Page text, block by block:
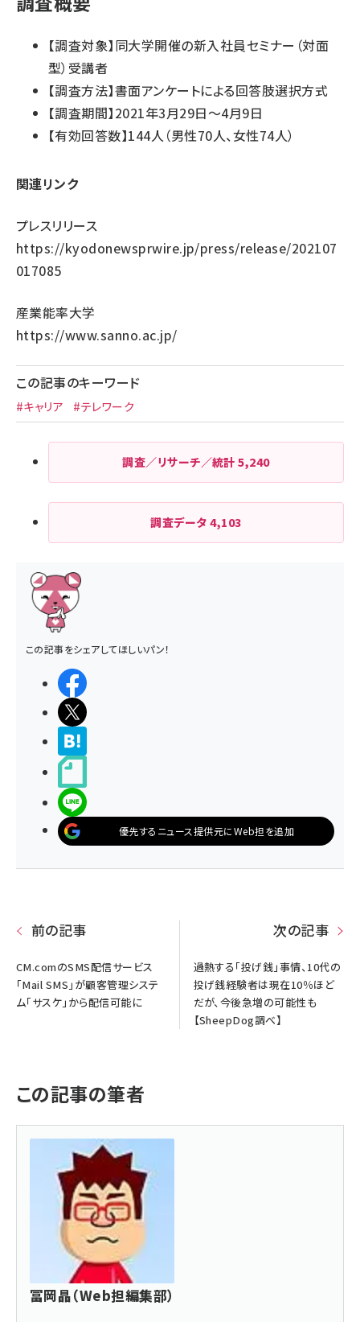
【調査対象】同大学開催の新入社員セミナー（対面
型）受講者
【調査方法】書面アンケートによる回答肢選択方式
【調査期間】2021年3月29日～4月9日
【有効回答数】144人（男性70人、女性74人）
関連リンク
プレスリリース
https://kyodonewsprwire.jp/press/release/202107
017085
産業能率大学
https://www.sanno.ac.jp/
この記事のキーワード
#キャリア #テレワーク
調査／リサーチ／統計5,240
調査データ4,103
この記事をシェアしてほしいパン！
優先するニュース提供元にWeb担を追加
前の記事
CM.comのSMS配信サービス
「Mail SMS」が顧客管理システ
ム「サスケ」から配信可能に
次の記事
過熱する「投げ銭」事情、10代の
投げ銭経験者は現在10％ほど
だが、今後急増の可能性も
【SheepDog調べ】
この記事の筆者
冨岡晶（Web担編集部）